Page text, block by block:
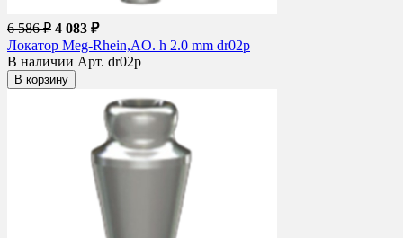
6 586 ₽ 4 083 ₽
Локатор Meg-Rhein,AO. h 2.0 mm dr02p
В наличии Арт. dr02p
В корзину